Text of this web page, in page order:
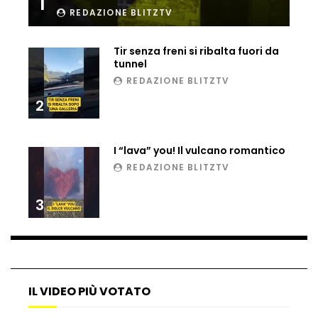
Ucraina, ecco come gli F16 intercettano
i droni russi
Tir bloccato sul passaggio a livello:
treno lo distrugge
Parco divertimenti, attrazione cede
all’improvviso
tragedia a Petén
REDAZIONE BLITZTV
2
Tir senza freni si ribalta fuori da
tunnel
REDAZIONE BLITZTV
3
I “lava” you! Il vulcano romantico
REDAZIONE BLITZTV
IL VIDEO PIÙ VOTATO